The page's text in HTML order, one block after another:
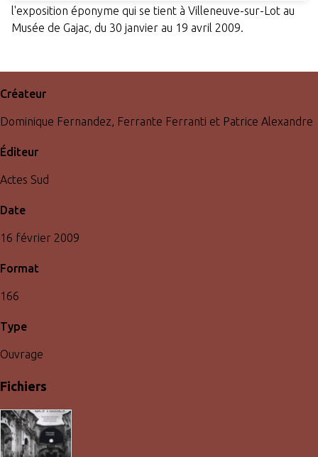
l'exposition éponyme qui se tient à Villeneuve-sur-Lot au
Musée de Gajac, du 30 janvier au 19 avril 2009.
Créateur
Dominique Fernandez, Ferrante Ferranti et Patrice Alexandre
Éditeur
Actes Sud
Date
16 février 2009
Format
166
Type
Ouvrage
Fichiers